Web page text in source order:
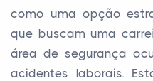
como uma opção
que buscam uma
área de segurança
acidentes laborais.